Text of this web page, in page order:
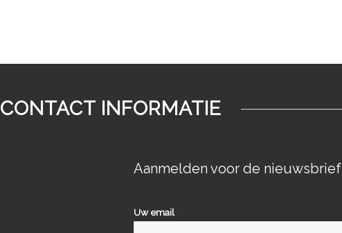
CONTACT INFORMATIE
Aanmelden voor de nieuwsbrief
Uw email